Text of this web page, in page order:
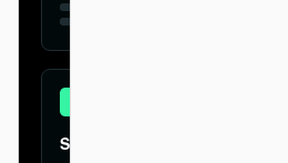
Simple